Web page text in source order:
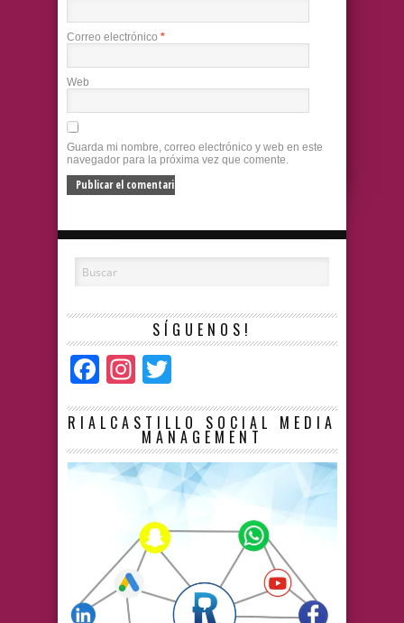
Correo electrónico *
Web
Guarda mi nombre, correo electrónico y web en este
navegador para la próxima vez que comente.
SÍGUENOS!
Facebook
Instagram
RIALCASTILLO SOCIAL MEDIA
MANAGEMENT